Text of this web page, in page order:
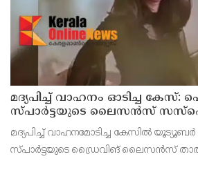
മദ്യപിച്ച് വാഹനം ഓടിച്ച
സ്പാർട്ടയുടെ ലൈസൻസ്
മദ്യപിച്ച് വാഹനമോടിച്ച കേസിൽ
സ്പാർട്ടയുടെ ഡ്രൈവിങ് ലൈസൻസ്